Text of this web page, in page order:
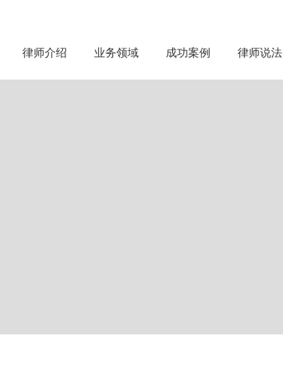
律师介绍 业务领域 成功案例 律师说法